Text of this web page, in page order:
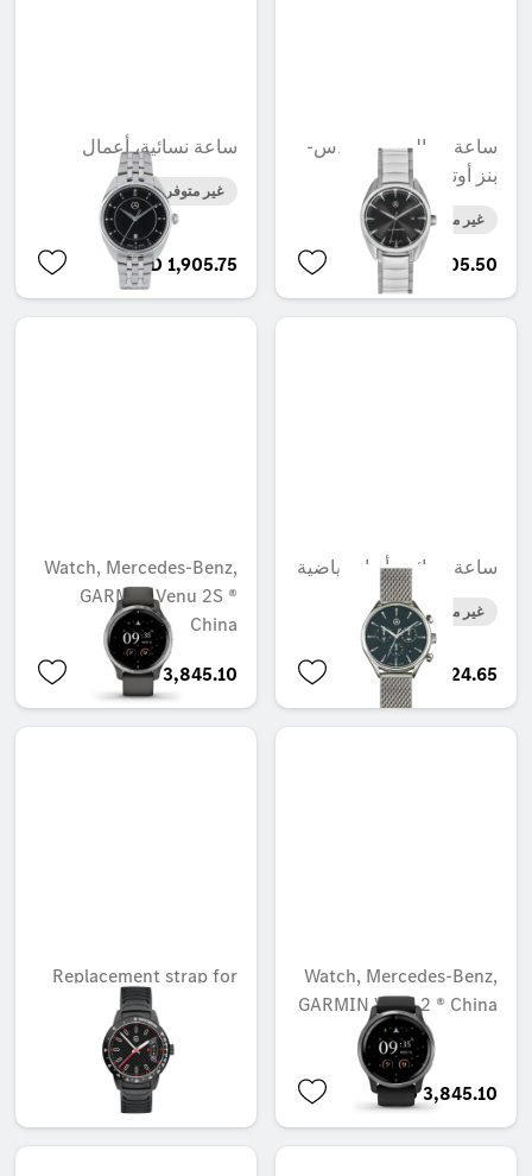
ساعة رجالي، مرسيدس-
بنز أوتوماتيك
غير متوفر حاليا
AED 4,105.50
ساعة نسائية، أعمال
غير متوفر حاليا
AED 1,905.75
ساعة نسائية، أزياء رياضية
غير متوفر حاليا
AED 1,924.65
Watch, Mercedes-Benz,
GARMIN Venu 2S ®
China
AED 3,845.10
Watch, Mercedes-Benz,
GARMIN Venu 2 ® China
AED 3,845.10
Replacement strap for
B6 799 5972
غير متوفر حاليا
AED 150.15